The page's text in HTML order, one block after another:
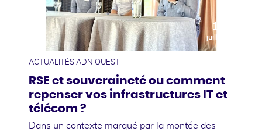
10
juillet
ACTUALITÉS ADN OUEST
RSE et souveraineté ou comment
repenser vos infrastructures IT et
télécom ?
Dans un contexte marqué par la montée des